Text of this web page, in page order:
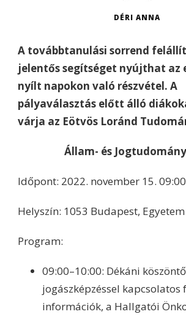
DÉRI ANNA
A továbbtanulási sorrend
jelentős segítséget nyújthat az
nyílt napokon való részvétel. A
pályaválasztás előtt álló
várja az Eötvös Loránd
Állam- és
Időpont: 2022. november 15.
Helyszín: 1053 Budapest,
Program:
09:00–10:00: Dékáni
jogászképzéssel kapcsolatos
információk, a Hallgatói